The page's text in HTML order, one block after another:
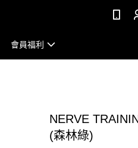
會員福利
NERVE
(森林綠)